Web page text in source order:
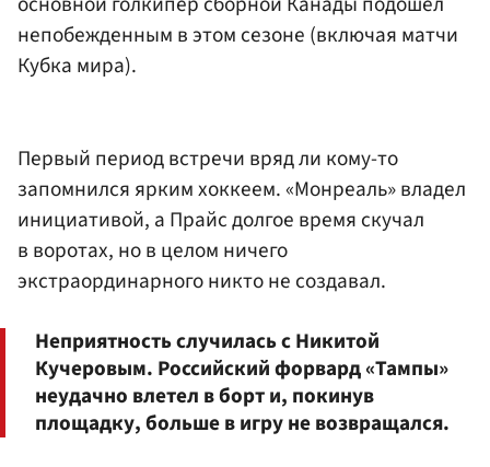
непобежденным в этом сезоне (включая матчи
Кубка мира).
Первый период встречи вряд ли кому-то
запомнился ярким хоккеем. «Монреаль» владел
инициативой, а Прайс долгое время скучал
в воротах, но в целом ничего
экстраординарного никто не создавал.
Неприятность случилась с Никитой
Кучеровым. Российский форвард «Тампы»
неудачно влетел в борт и, покинув
площадку, больше в игру не возвращался.